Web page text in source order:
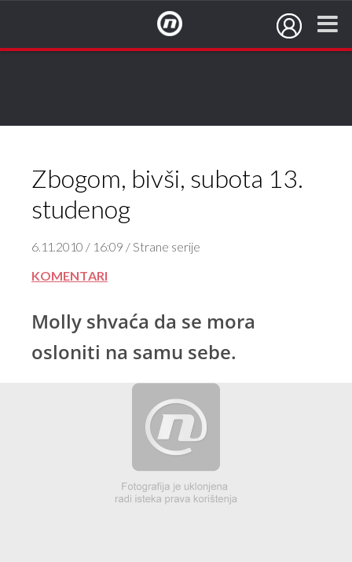
Zbogom, bivši, subota 13.
studenog
6.11.2010 / 16:09 / Strane serije
KOMENTARI
Molly shvaća da se mora
osloniti na samu sebe.